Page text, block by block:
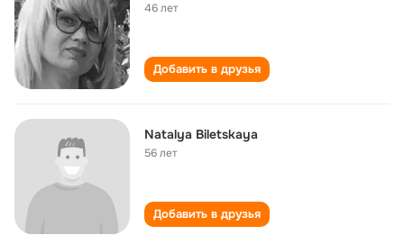
46 лет
Добавить в друзья
Natalya Biletskaya
56 лет
Добавить в друзья